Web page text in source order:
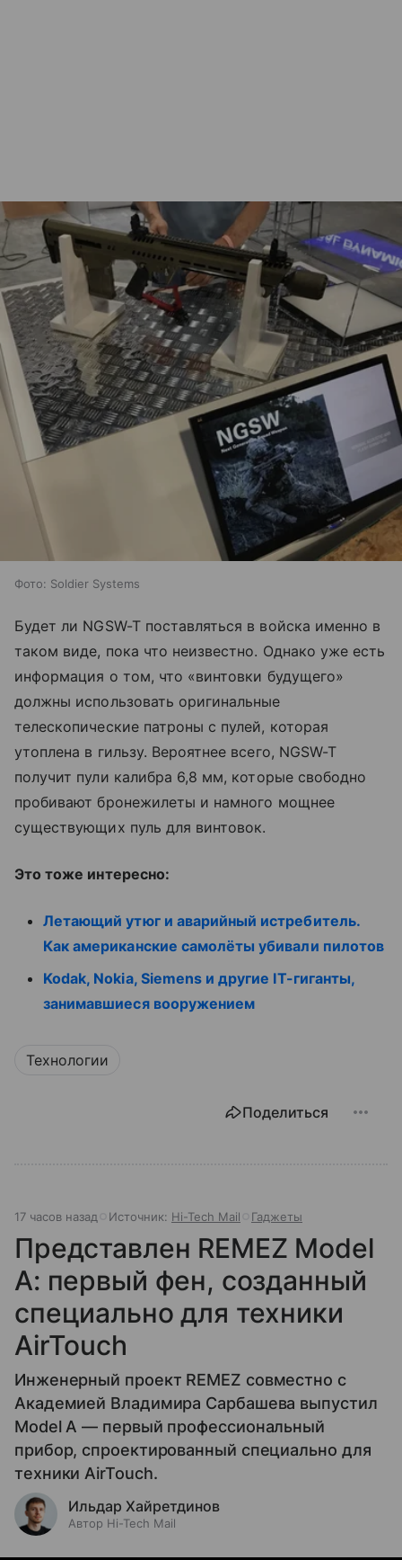
Фото: Soldier Systems
Будет ли NGSW-T поставляться в войска именно в
таком виде, пока что неизвестно. Однако уже есть
информация о том, что «винтовки будущего»
должны использовать оригинальные
телескопические патроны с пулей, которая
утоплена в гильзу. Вероятнее всего, NGSW-T
получит пули калибра 6,8 мм, которые свободно
пробивают бронежилеты и намного мощнее
существующих пуль для винтовок.
Это тоже интересно:
Летающий утюг и аварийный истребитель.
Как американские самолёты убивали пилотов
Kodak, Nokia, Siemens и другие IT-гиганты,
занимавшиеся вооружением
Технологии
Поделиться
17 часов назад Источник: Hi-Tech Mail Гаджеты
Представлен REMEZ Model
A: первый фен, созданный
специально для техники
AirTouch
Инженерный проект REMEZ совместно с
Академией Владимира Сарбашева выпустил
Model A — первый профессиональный
прибор, спроектированный специально для
техники AirTouch.
Ильдар Хайретдинов
Автор Hi-Tech Mail